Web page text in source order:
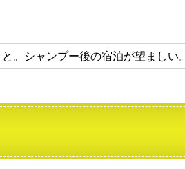
。シャンプー後の宿泊が望ましい。